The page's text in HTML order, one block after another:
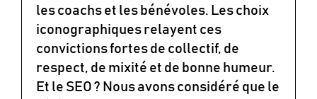
les coachs et les bénévoles. Les choix
iconographiques relayent ces
convictions fortes de collectif, de
respect, de mixité et de bonne humeur.
Et le SEO ? Nous avons considéré que le